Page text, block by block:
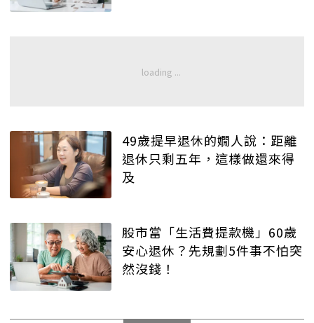
49歲提早退休的嫺人說：距離
退休只剩五年，這樣做還來得
及
股市當「生活費提款機」60歲
安心退休？先規劃5件事不怕突
然沒錢！